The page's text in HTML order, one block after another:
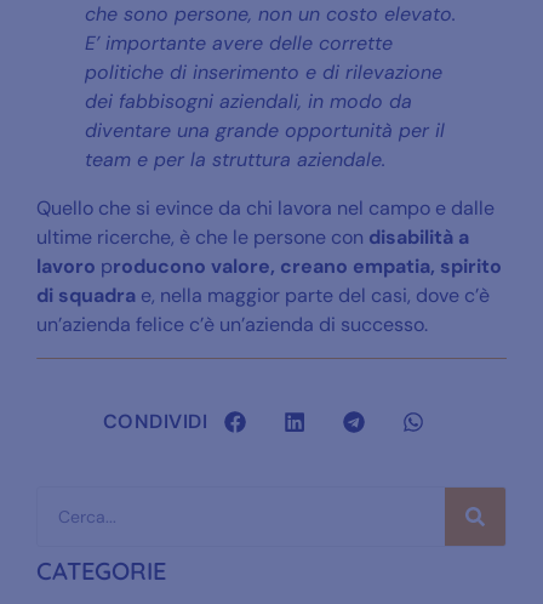
che sono persone, non un costo elevato.
E’ importante avere delle corrette
politiche di inserimento e di rilevazione
dei fabbisogni aziendali, in modo da
diventare una grande opportunità per il
team e per la struttura aziendale.
Quello che si evince da chi lavora nel campo e dalle
ultime ricerche, è che le persone con disabilità a
lavoro producono valore, creano empatia, spirito
di squadra e, nella maggior parte del casi, dove c’è
un’azienda felice c’è un’azienda di successo.
CONDIVIDI
CATEGORIE